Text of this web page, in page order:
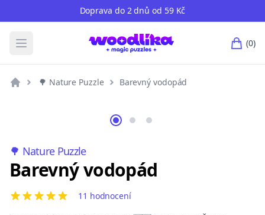
Doprava do 2 dnů od 59 Kč
Otevřete hlavní nabídku (0)
🌳 Nature Puzzle Barevný vodopád
🌳 Nature Puzzle
Barevný vodopád
5 out of 5 stars 11 hodnocení